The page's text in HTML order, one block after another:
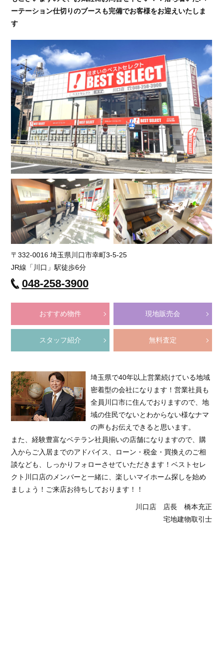
ーテーション仕切りのブースも完備でお客様をお迎えいたしま
す
〒332-0016 埼玉県川口市幸町3-5-25
JR線「川口」駅徒歩6分
048-258-3900
おすすめ物件 現地販売会
スタッフ紹介 無料査定
埼玉県で40年以上営業続けている地域
密着型の会社になります！営業社員も
全員川口市に住んでおりますので、地
域の住民でないとわからない様なナマ
の声もお伝えできると思います。
また、経験豊富なベテラン社員揃いの店舗になりますので、購
入からご入居までのアドバイス、ローン・税金・買換えのご相
談なども、しっかりフォローさせていただきます！ベストセレ
クト川口店のメンバーと一緒に、楽しいマイホーム探しを始め
ましょう！ご来店お待ちしております！！
川口店 店長 橋本充正
宅地建物取引士